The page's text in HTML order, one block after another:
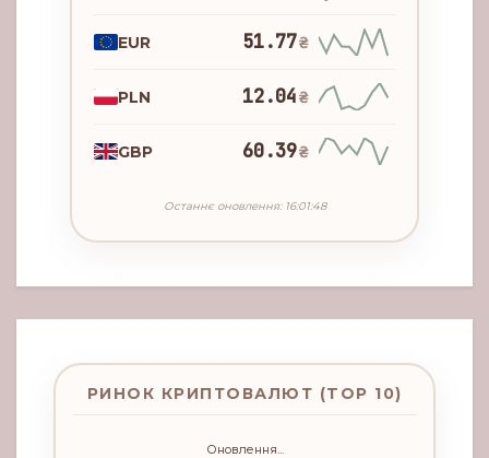
EUR 51.77₴
PLN 12.04₴
GBP 60.39₴
Останнє оновлення: 16:01:48
РИНОК КРИПТОВАЛЮТ (TOP 10)
Оновлення...